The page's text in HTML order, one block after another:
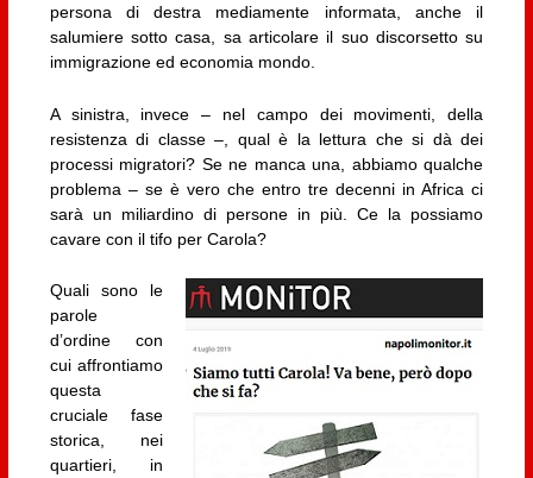
persona di destra mediamente informata, anche il
salumiere sotto casa, sa articolare il suo discorsetto su
immigrazione ed economia mondo.
A sinistra, invece – nel campo dei movimenti, della
resistenza di classe –, qual è la lettura che si dà dei
processi migratori? Se ne manca una, abbiamo qualche
problema – se è vero che entro tre decenni in Africa ci
sarà un miliardino di persone in più. Ce la possiamo
cavare con il tifo per Carola?
Quali sono le
parole
d’ordine con
cui affrontiamo
questa
cruciale fase
storica, nei
quartieri, in